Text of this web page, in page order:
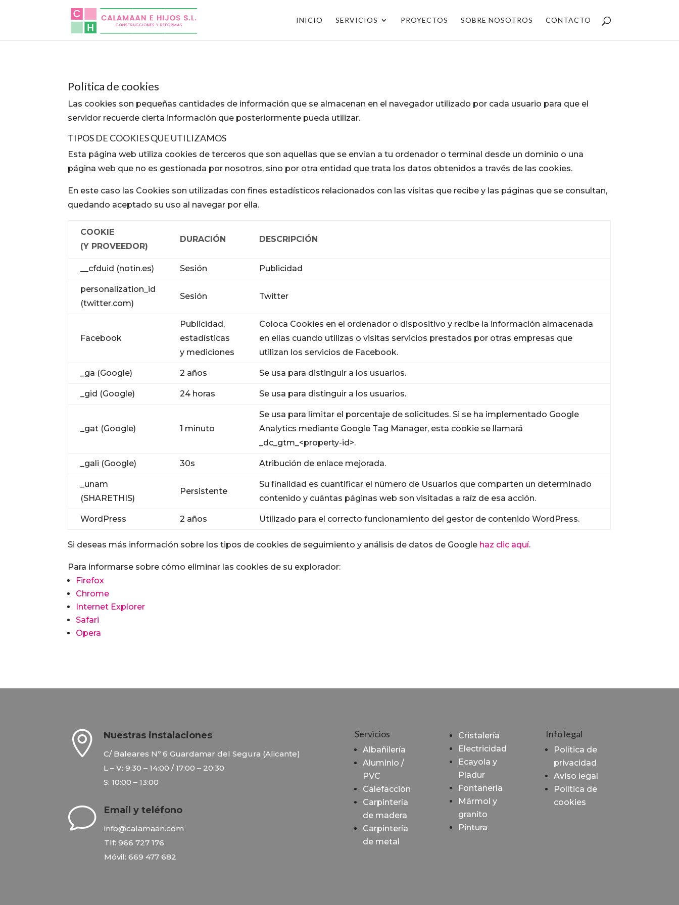
INICIO SERVICIOS PROYECTOS SOBRE NOSOTROS CONTACTO
Política de cookies
Las cookies son pequeñas cantidades de información que se almacenan en el navegador utilizado por cada usuario para que el
servidor recuerde cierta información que posteriormente pueda utilizar.
TIPOS DE COOKIES QUE UTILIZAMOS
Esta página web utiliza cookies de terceros que son aquellas que se envían a tu ordenador o terminal desde un dominio o una
página web que no es gestionada por nosotros, sino por otra entidad que trata los datos obtenidos a través de las cookies.
En este caso las Cookies son utilizadas con fines estadísticos relacionados con las visitas que recibe y las páginas que se consultan,
quedando aceptado su uso al navegar por ella.
COOKIE
(Y PROVEEDOR)
DURACIÓN DESCRIPCIÓN
__cfduid (notin.es) Sesión Publicidad
personalization_id
(twitter.com)
Sesión Twitter
Facebook
Publicidad,
estadísticas
y mediciones
Coloca Cookies en el ordenador o dispositivo y recibe la información almacenada
en ellas cuando utilizas o visitas servicios prestados por otras empresas que
utilizan los servicios de Facebook.
_ga (Google) 2 años Se usa para distinguir a los usuarios.
_gid (Google) 24 horas Se usa para distinguir a los usuarios.
_gat (Google) 1 minuto
Se usa para limitar el porcentaje de solicitudes. Si se ha implementado Google
Analytics mediante Google Tag Manager, esta cookie se llamará
_dc_gtm_<property-id>.
_gali (Google) 30s Atribución de enlace mejorada.
_unam
(SHARETHIS)
Persistente
Su finalidad es cuantificar el número de Usuarios que comparten un determinado
contenido y cuántas páginas web son visitadas a raíz de esa acción.
WordPress 2 años Utilizado para el correcto funcionamiento del gestor de contenido WordPress.
Si deseas más información sobre los tipos de cookies de seguimiento y análisis de datos de Google haz clic aquí.
Para informarse sobre cómo eliminar las cookies de su explorador:
Firefox
Chrome
Internet Explorer
Safari
Opera
 Nuestras instalaciones
C/ Baleares Nº 6 Guardamar del Segura (Alicante)
L – V: 9:30 – 14:00 / 17:00 – 20:30
S: 10:00 – 13:00
v Email y teléfono
info@calamaan.com
Tlf: 966 727 176
Móvil: 669 477 682
Servicios
Albañilería
Aluminio /
PVC
Calefacción
Carpintería
de madera
Carpintería
de metal
Cristalería
Electricidad
Ecayola y
Pladur
Fontanería
Mármol y
granito
Pintura
Info legal
Política de
privacidad
Aviso legal
Política de
cookies